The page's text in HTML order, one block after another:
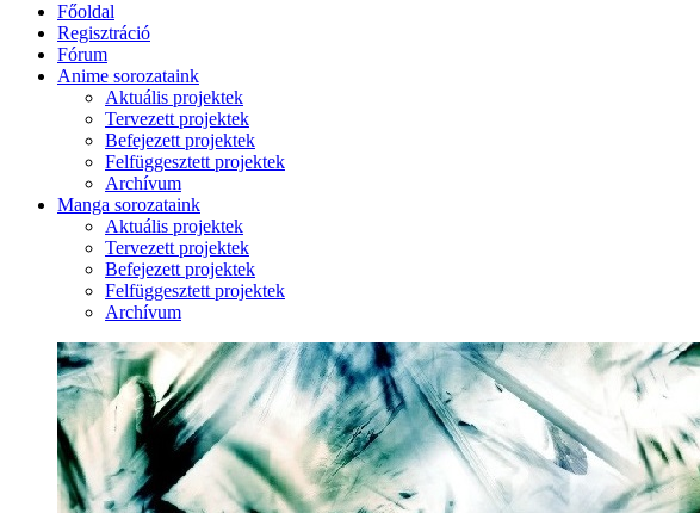
Főoldal
Regisztráció
Fórum
Anime sorozataink
Aktuális projektek
Tervezett projektek
Befejezett projektek
Felfüggesztett projektek
Archívum
Manga sorozataink
Aktuális projektek
Tervezett projektek
Befejezett projektek
Felfüggesztett projektek
Archívum